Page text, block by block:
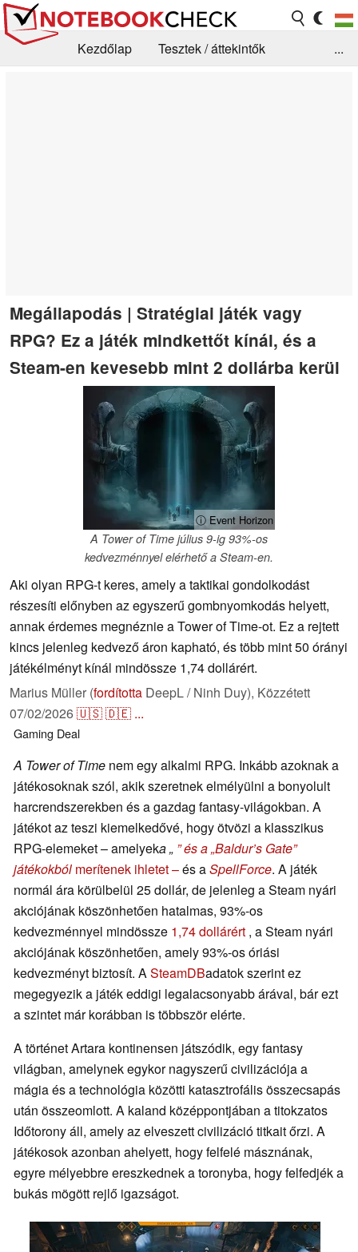
Kezdőlap
Tesztek / áttekintők
...
Megállapodás | Stratégiai játék vagy
RPG? Ez a játék mindkettőt kínál, és a
Steam-en kevesebb mint 2 dollárba kerül
ⓘ Event Horizon
A Tower of Time július 9-ig 93%-os
kedvezménnyel elérhető a Steam-en.
Aki olyan RPG-t keres, amely a taktikai gondolkodást
részesíti előnyben az egyszerű gombnyomkodás helyett,
annak érdemes megnéznie a Tower of Time-ot. Ez a rejtett
kincs jelenleg kedvező áron kapható, és több mint 50 órányi
játékélményt kínál mindössze 1,74 dollárért.
Marius Müller (fordította DeepL / Ninh Duy), Közzétett
07/02/2026🇺🇸🇩🇪 ...
Gaming Deal
A Tower of Time nem egy alkalmi RPG. Inkább azoknak a
játékosoknak szól, akik szeretnek elmélyülni a bonyolult
harcrendszerekben és a gazdag fantasy-világokban. A
játékot az teszi kiemelkedővé, hogy ötvözi a klasszikus
RPG-elemeket – amelyeka „ ” és a „Baldur’s Gate”
játékokból merítenek ihletet –és aSpellForce. A játék
normál ára körülbelül 25 dollár, de jelenleg a Steam nyári
akciójának köszönhetően hatalmas, 93%-os
kedvezménnyel mindössze 1,74 dollárért , a Steam nyári
akciójának köszönhetően, amely 93%-os óriási
kedvezményt biztosít. ASteamDBadatok szerint ez
megegyezik a játék eddigi legalacsonyabb árával, bár ezt
a szintet már korábban is többször elérte.
A történet Artara kontinensen játszódik, egy fantasy
világban, amelynek egykor nagyszerű civilizációja a
mágia és a technológia közötti katasztrofális összecsapás
után összeomlott. A kaland középpontjában a titokzatos
Időtorony áll, amely az elveszett civilizáció titkait őrzi. A
játékosok azonban ahelyett, hogy felfelé másznának,
egyre mélyebbre ereszkednek a toronyba, hogy felfedjék a
bukás mögött rejlő igazságot.